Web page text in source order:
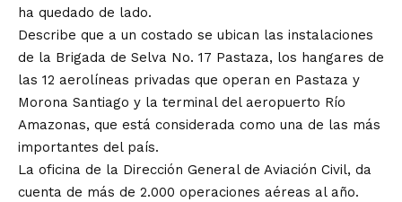
ha quedado de lado.
Describe que a un costado se ubican las instalaciones
de la Brigada de Selva No. 17 Pastaza, los hangares de
las 12 aerolíneas privadas que operan en Pastaza y
Morona Santiago y la terminal del aeropuerto Río
Amazonas, que está considerada como una de las más
importantes del país.
La oficina de la Dirección General de Aviación Civil, da
cuenta de más de 2.000 operaciones aéreas al año.